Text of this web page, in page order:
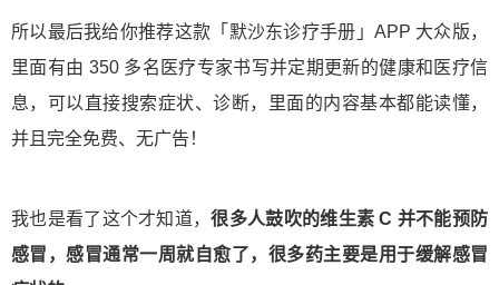
所以最后我给你推荐这款「默沙东诊疗手册」APP 大众版，
里面有由 350 多名医疗专家书写并定期更新的健康和医疗信
息，可以直接搜索症状、诊断，里面的内容基本都能读懂，
并且完全免费、无广告！
我也是看了这个才知道，很多人鼓吹的维生素 C 并不能预防
感冒，感冒通常一周就自愈了，很多药主要是用于缓解感冒